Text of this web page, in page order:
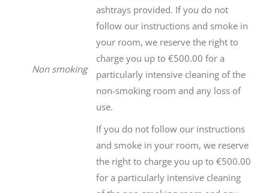
Non smoking
ashtrays provided. If you do not
follow our instructions and smoke in
your room, we reserve the right to
charge you up to €500.00 for a
particularly intensive cleaning of the
non-smoking room and any loss of
use.
If you do not follow our instructions
and smoke in your room, we reserve
the right to charge you up to €500.00
for a particularly intensive cleaning